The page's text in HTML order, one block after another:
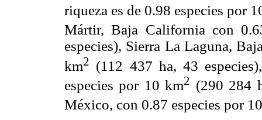
riqueza es de 0.98 especies por
Mártir, Baja California con
especies), Sierra La Laguna,
km2 (112 437 ha, 43
especies por 10 km2 (290 284
México, con 0.87 especies por